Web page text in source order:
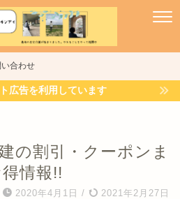
い合わせ
広告を利用しています
の割引・クーポンま
情報!!
2020年4月1日 / 2021年2月27日